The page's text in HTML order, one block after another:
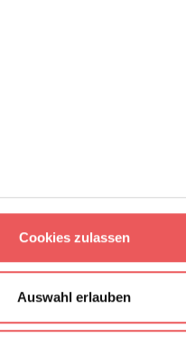
Cookies zulassen
Auswahl erlauben